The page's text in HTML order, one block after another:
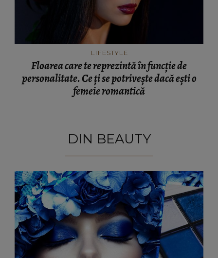
LIFESTYLE
Floarea care te reprezintă în funcție de
personalitate. Ce ți se potrivește dacă ești o
femeie romantică
DIN BEAUTY